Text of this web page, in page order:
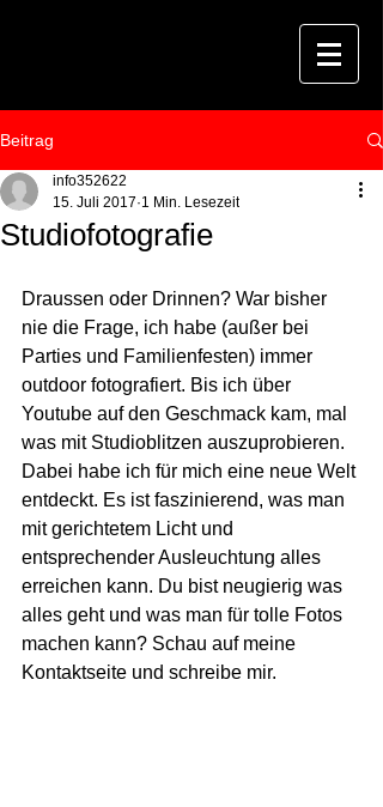
Beitrag
Studiofotografie
info352622
15. Juli 2017 1 Min. Lesezeit
Draussen oder Drinnen? War bisher
nie die Frage, ich habe (außer bei
Parties und Familienfesten) immer
outdoor fotografiert. Bis ich über
Youtube auf den Geschmack kam, mal
was mit Studioblitzen auszuprobieren.
Dabei habe ich für mich eine neue Welt
entdeckt. Es ist faszinierend, was man
mit gerichtetem Licht und
entsprechender Ausleuchtung alles
erreichen kann. Du bist neugierig was
alles geht und was man für tolle Fotos
machen kann? Schau auf meine
Kontaktseite und schreibe mir.